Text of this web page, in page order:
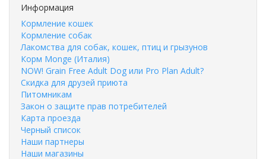
Информация
Кормление кошек
Кормление собак
Лакомства для собак, кошек, птиц и грызунов
Корм Monge (Италия)
NOW! Grain Free Adult Dog или Pro Plan Adult?
Скидка для друзей приюта
Питомникам
Закон о защите прав потребителей
Карта проезда
Черный список
Наши партнеры
Наши магазины